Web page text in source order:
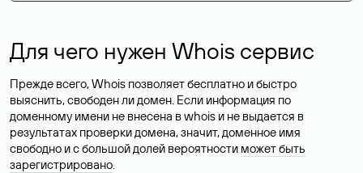
Для чего нужен Whois сервис
Прежде всего, Whois позволяет бесплатно и быстро
выяснить, свободен ли домен. Если информация по
доменному имени не внесена в whois и не выдается в
результатах проверки домена, значит, доменное имя
свободно и с большой долей вероятности может быть
зарегистрировано.